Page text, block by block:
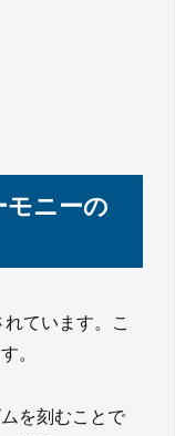
モニーの
ています。こ
。
を刻むことで